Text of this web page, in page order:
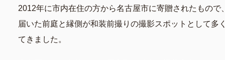
2012年に市内在住の方から名古屋市に寄贈されたもので
届いた前庭と縁側が和装前撮りの撮影スポットとして多
てきました。